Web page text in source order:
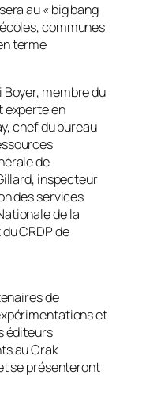
au «big bang
communes
terme
membre du
experte en
chef du bureau
de
inspecteur
des services
de la
CRDP de
de
et
éditeurs
au Crak
se présenteront